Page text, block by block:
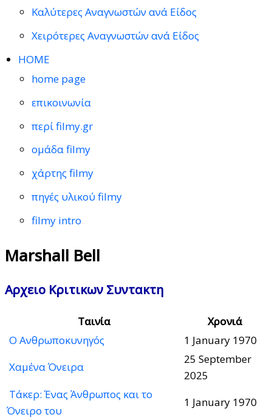
Καλύτερες Αναγνωστών ανά Είδος
Χειρότερες Αναγνωστών ανά Είδος
HOME
home page
επικοινωνία
περί filmy.gr
ομάδα filmy
χάρτης filmy
πηγές υλικού filmy
filmy intro
Marshall Bell
Αρχειο Κριτικων Συντακτη
Ταινία
Χρονιά
Ο Ανθρωποκυνηγός
1 January 1970
Χαμένα Όνειρα
25 September
2025
Τάκερ: Ένας Άνθρωπος και το
Όνειρο του
1 January 1970